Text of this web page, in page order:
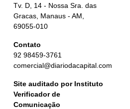
Tv. D, 14 - Nossa Sra. das
Gracas, Manaus - AM,
69055-010
Contato
92 98459-3761
comercial@diariodacapital.com
Site auditado por Instituto
Verificador de
Comunicação